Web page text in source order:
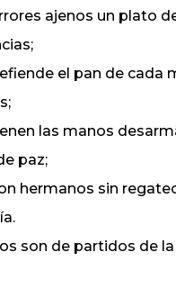
ajenos un plato
el pan de cada
las manos
paz;
hermanos sin
son de partidos de